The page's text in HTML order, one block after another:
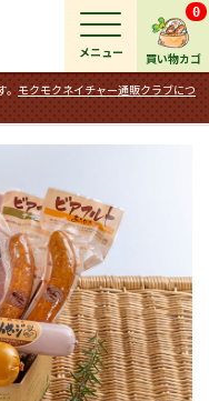
買い物カゴ
0
モクモクネイチャー通販クラブにつ
メニュー